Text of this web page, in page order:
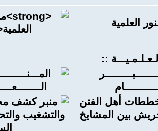
العلمية
::
أهل الفتن
بين المشايخ